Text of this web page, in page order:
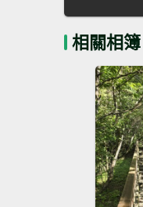
相關相簿